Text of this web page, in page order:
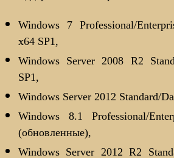
Windows 7 Professional/
x64 SP1,
Windows Server 2008 R2
SP1,
Windows Server 2012 Standard/
Windows 8.1 Professional/
(обновленные),
Windows Server 2012 R2